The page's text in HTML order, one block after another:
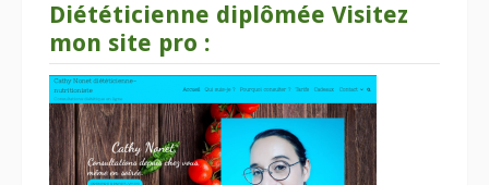
Diététicienne diplômée Visitez
mon site pro :